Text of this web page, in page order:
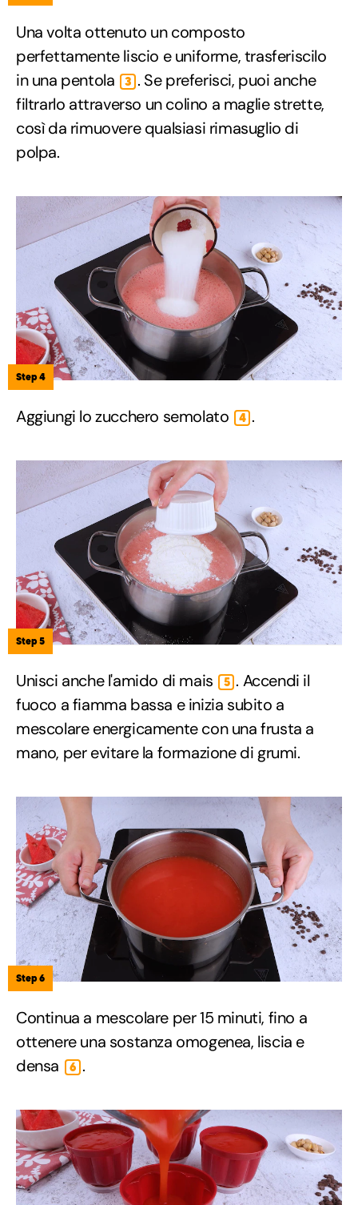
Una volta ottenuto un composto
perfettamente liscio e uniforme, trasferiscilo
in una pentola
3 . Se preferisci, puoi anche
filtrarlo attraverso un colino a maglie strette,
così da rimuovere qualsiasi rimasuglio di
polpa.
Step 4
Aggiungi lo zucchero semolato 4 .
Step 5
Unisci anche l'amido di mais 5 . Accendi il
fuoco a fiamma bassa e inizia subito a
mescolare energicamente con una frusta a
mano, per evitare la formazione di grumi.
Step 6
Continua a mescolare per 15 minuti, fino a
ottenere una sostanza omogenea, liscia e
densa
6 .